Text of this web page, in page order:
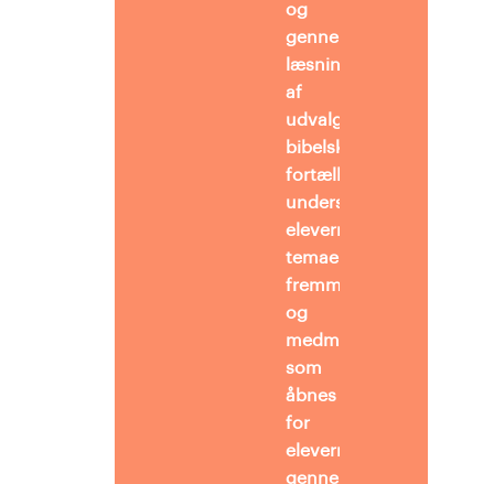
og
gennem
læsning
af
udvalgte
bibelske
fortællinger
undersøger
eleverne
temaerne
fremmedhed
og
medmenneskelighed,
som
åbnes
for
eleverne
gennem